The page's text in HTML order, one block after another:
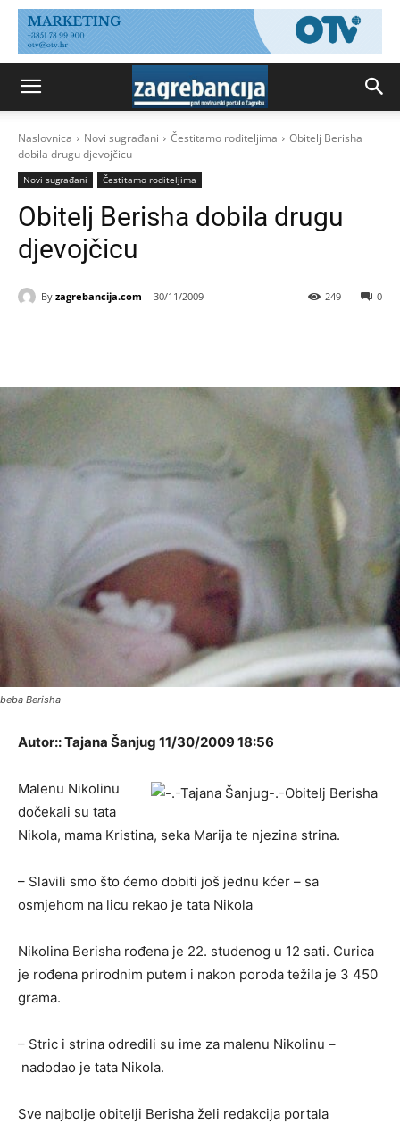
Naslovnica Novi sugrađani Čestitamo roditeljima
Obitelj Berisha
dobila drugu djevojčicu
Novi sugrađani Čestitamo roditeljima
Obitelj Berisha dobila drugu
djevojčicu
By zagrebancija.com 30/11/2009 0
249
beba Berisha
Autor:: Tajana Šanjug 11/30/2009 18:56
Malenu Nikolinu
dočekali su tata
Nikola, mama Kristina, seka Marija te njezina strina.
– Slavili smo što ćemo dobiti još jednu kćer – sa
osmjehom na licu rekao je tata Nikola
Nikolina Berisha rođena je 22. studenog u 12 sati. Curica
je rođena prirodnim putem i nakon poroda težila je 3 450
grama.
– Stric i strina odredili su ime za malenu Nikolinu –
nadodao je tata Nikola.
Sve najbolje obitelji Berisha želi redakcija portala